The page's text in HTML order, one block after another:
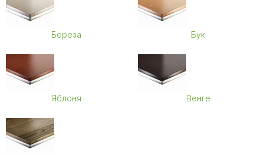
Береза Бук
Яблоня Венге